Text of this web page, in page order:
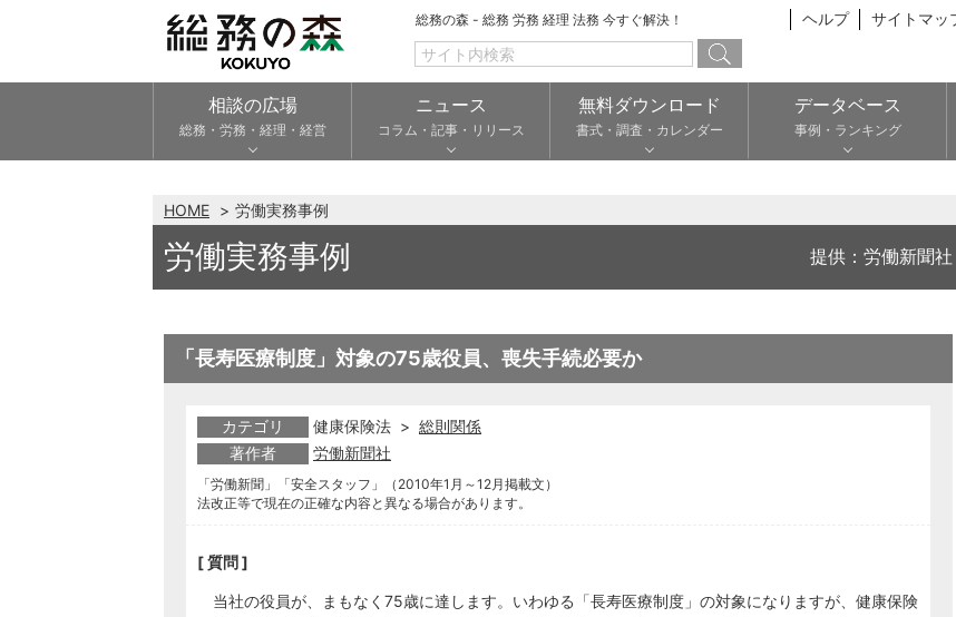
総務の森 - 総務 労務 経理 法務 今すぐ解決！ ヘルプ サイトマッ
相談の広場
総務・労務・経理・経営
ニュース
コラム・記事・リリース
無料ダウンロード
書式・調査・カレンダー
データベース
事例・ランキング
HOME 労働実務事例
労働実務事例 提供：労働新聞社
「長寿医療制度」対象の75歳役員、喪失手続必要か
カテゴリ 健康保険法 > 総則関係
著作者
労働新聞社
「労働新聞」「安全スタッフ」（2010年1月～12月掲載文）
法改正等で現在の正確な内容と異なる場合があります。
[ 質問 ]
当社の役員が、まもなく75歳に達します。いわゆる「長寿医療制度」の対象になりますが、健康保険